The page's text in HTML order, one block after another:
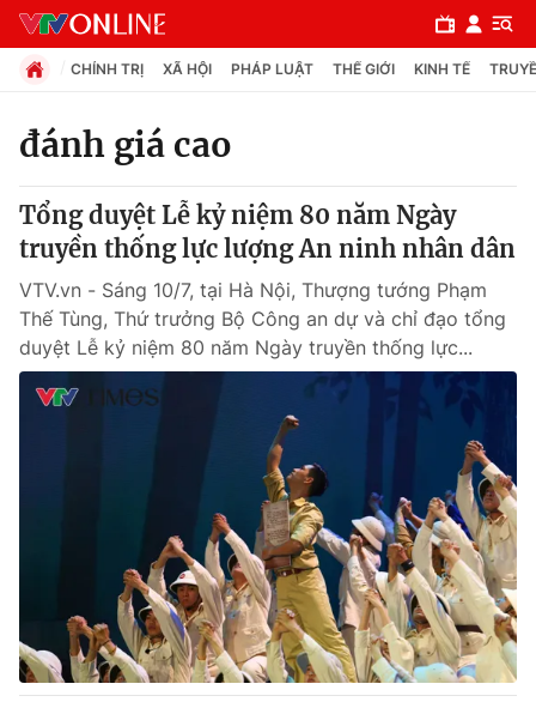
Chuyên mục
Chính trị
Xã hội
Pháp luật
Thế giới đó đây
Câu chuyện quốc tế
Tài chính
Thị trường
Dữ liệu và đời sống
CHÍNH TRỊ XÃ HỘI PHÁP LUẬT THẾ GIỚI KINH TẾ
đánh giá cao
Tổng duyệt Lễ kỷ niệm 80 năm Ngày
truyền thống lực lượng An ninh nhân dân
VTV.vn - Sáng 10/7, tại Hà Nội, Thượng tướng Phạm
Thế Tùng, Thứ trưởng Bộ Công an dự và chỉ đạo tổng
duyệt Lễ kỷ niệm 80 năm Ngày truyền thống lực...